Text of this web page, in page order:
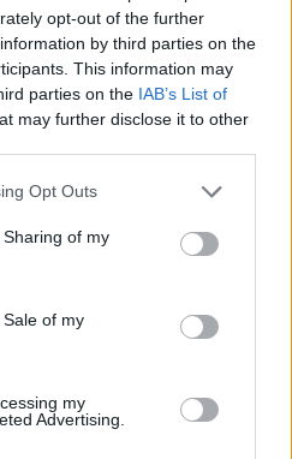
opt-out of the further
by third parties on the
This information may
parties on the IAB’s List of
may further disclose it to other
Opt Outs
of my
of my
my
Advertising.